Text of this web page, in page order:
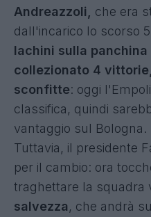
Andreazzoli, che era
dall'incarico lo scorso
Iachini sulla panchina
collezionato 4
sconfitte: oggi
classifica, quindi
vantaggio sul Bologna.
Tuttavia, il presidente
per il cambio: ora
traghettare la squadra
salvezza, che andrà